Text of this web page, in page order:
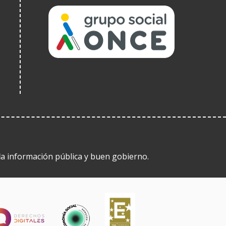
información pública y buen gobierno.